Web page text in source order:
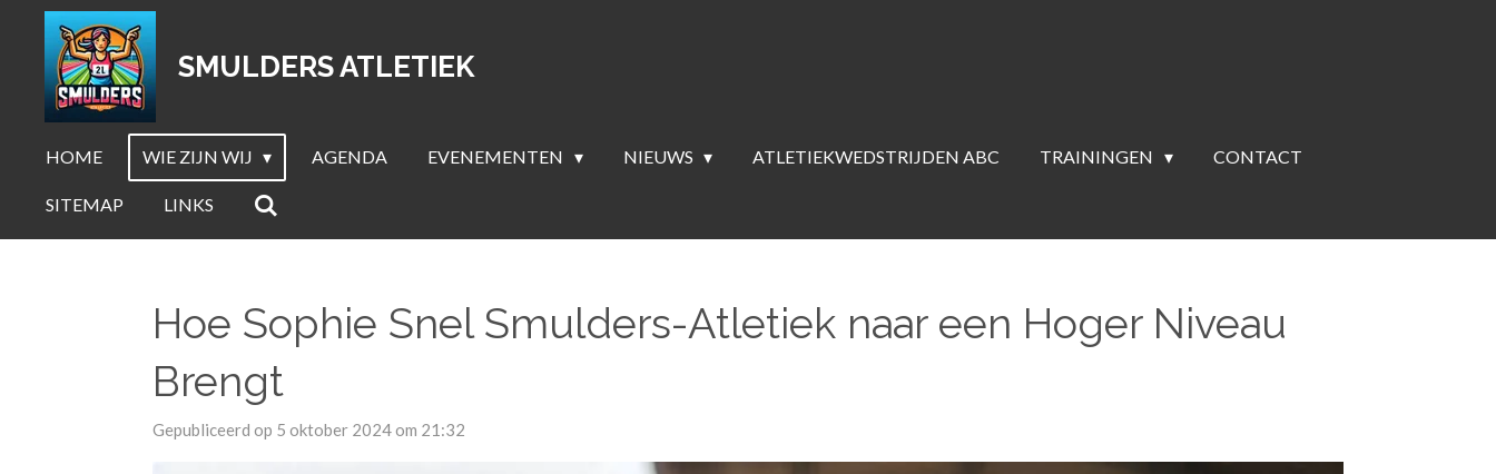
direct
SMULDERS ATLETIEK
HOME WIE ZIJN WIJ AGENDA EVENEMENTEN NIEUWS ATLETIEKWEDSTRIJDEN ABC TRAININGEN CONTACT
SITEMAP LINKS
Hoe Sophie Snel Smulders-Atletiek naar een Hoger Niveau
Brengt
Gepubliceerd op 5 oktober 2024 om 21:32